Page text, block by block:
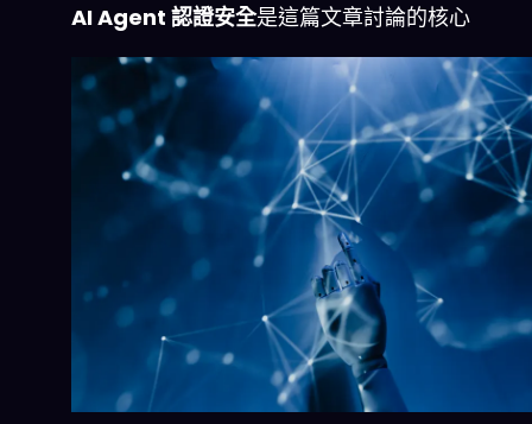
AI Agent 認證安全是這篇文章討論的核心